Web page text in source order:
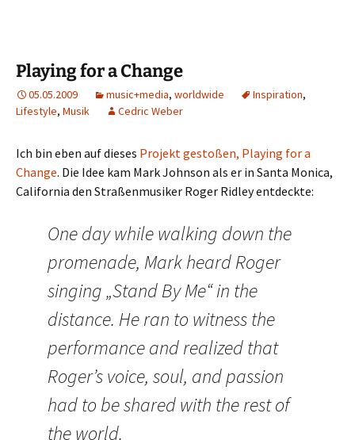
Playing for a Change
05.05.2009 music+media, worldwide Inspiration,
Lifestyle, Musik Cedric Weber
Ich bin eben auf dieses Projekt gestoßen, Playing for a
Change. Die Idee kam Mark Johnson als er in Santa Monica,
California den Straßenmusiker Roger Ridley entdeckte:
One day while walking down the
promenade, Mark heard Roger
singing „Stand By Me“ in the
distance. He ran to witness the
performance and realized that
Roger’s voice, soul, and passion
had to be shared with the rest of
the world.